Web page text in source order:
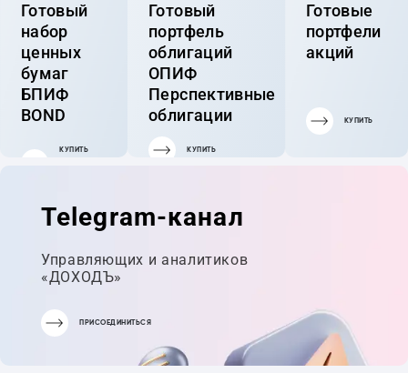
Готовый
набор
ценных
бумаг
БПИФ
BOND
КУПИТЬ
Готовый
портфель
облигаций
ОПИФ
Перспективные
облигации
КУПИТЬ
Готовые
портфели
акций
КУПИТЬ
Telegram-канал
Управляющих и аналитиков
«ДОХОДЪ»
ПРИСОЕДИНИТЬСЯ